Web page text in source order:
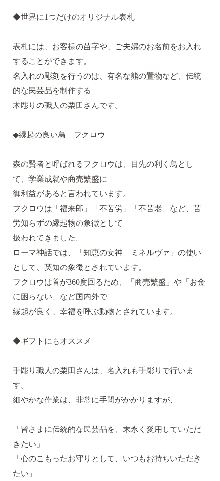
◆世界に1つだけのオリジナル表札
表札には、お客様の苗字や、ご夫婦のお名前をお入れ
することができます。
名入れの彫刻を行うのは、有名な熊の置物など、伝統
的な民芸品を制作する
木彫りの職人の栗田さんです。
◆縁起の良い鳥 フクロウ
森の賢者と呼ばれるフクロウは、目先の利く鳥とし
て、学業成就や商売繁盛に
御利益があると言われています。
フクロウは「福来郎」「不苦労」「不苦老」など、苦
労知らずの縁起物の象徴として
扱われてきました。
ローマ神話では、「知恵の女神 ミネルヴァ」の使い
として、英知の象徴とされています。
フクロウは首が360度回るため、「商売繁盛」や「お金
に困らない」など国内外で
縁起が良く、幸福を呼ぶ動物とされています。
◆ギフトにもオススメ
手彫り職人の栗田さんは、名入れも手彫りで行いま
す。
細やかな作業は、非常に手間がかかりますが、
「皆さまに伝統的な民芸品を、末永く愛用していただ
きたい」
「心のこもったお守りとして、いつもお持ちいただき
たい」